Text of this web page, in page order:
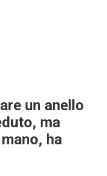
un anello
ma
ha